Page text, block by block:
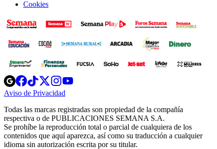
Cookies
Opens
in
new
Opens
in
new
Opens
in
new
window
Opens
new
windowwindow
Aviso de Privacidad
new
window
Todas las marcas registradas son propiedad de la compañía
respectiva o de PUBLICACIONES SEMANA S.A.
Se prohíbe la reproducción total o parcial de cualquiera de los
contenidos que aquí aparezca, así como su traducción a cualquier
idioma sin autorización escrita por su titular.